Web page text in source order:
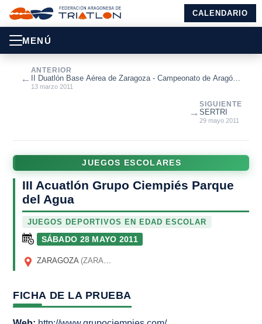
CALENDARIO
MENÚ
←
ANTERIOR
II Duatlón Base Aérea de Zaragoza - Campeonato de Aragón
de Duatón
13 marzo 2011
SIGUIENTE
SERTRI
29 mayo 2011
→
JUEGOS ESCOLARES
III Acuatlón Grupo Ciempiés Parque
del Agua
JUEGOS DEPORTIVOS EN EDAD ESCOLAR
SÁBADO 28 MAYO 2011
ZARAGOZA (ZARAGOZA)
FICHA DE LA PRUEBA